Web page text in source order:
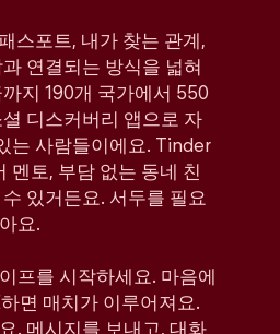
스포트, 내가 찾는 관계,
연결되는 방식을 넓혀
지 190개 국가에서 550
디스커버리 앱으로 자
는 사람들이에요. Tinder
멘토, 부담 없는 동네 친
있거든요. 서두를 필요
요.
프를 시작하세요. 마음에
면 매치가 이루어져요.
. 메시지를 보내고, 대화